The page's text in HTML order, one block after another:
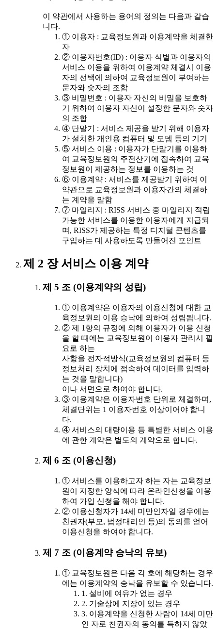
이 약관에서 사용하는 용어의 정의는 다음과 같습
니다.
① 이용자 : 교육정보원과 이용계약을 체결한
자
② 이용자번호(ID) : 이용자 식별과 이용자의
서비스 이용을 위하여 이용계약 체결시 이용
자의 선택에 의하여 교육정보원이 부여하는
문자와 숫자의 조합
③ 비밀번호 : 이용자 자신의 비밀을 보호하
기 위하여 이용자 자신이 설정한 문자와 숫자
의 조합
④ 단말기 : 서비스 제공을 받기 위해 이용자
가 설치한 개인용 컴퓨터 및 모뎀 등의 기기
⑤ 서비스 이용 : 이용자가 단말기를 이용하
여 교육정보원의 주전산기에 접속하여 교육
정보원이 제공하는 정보를 이용하는 것
⑥ 이용계약 : 서비스를 제공받기 위하여 이
약관으로 교육정보원과 이용자간의 체결하
는 계약을 말함
⑦ 마일리지 : RISS 서비스 중 마일리지 적립
가능한 서비스를 이용한 이용자에게 지급되
며, RISS가 제공하는 특정 디지털 콘텐츠를
구입하는 데 사용하도록 만들어진 포인트
제 2 장 서비스 이용 계약
제 5 조 (이용계약의 성립)
① 이용계약은 이용자의 이용신청에 대한 교
육정보원의 이용 승낙에 의하여 성립됩니다.
② 제 1항의 규정에 의해 이용자가 이용 신청
을 할 때에는 교육정보원이 이용자 관리시 필
요로 하는
사항을 전자적방식(교육정보원의 컴퓨터 등
정보처리 장치에 접속하여 데이터를 입력하
는 것을 말합니다)
이나 서면으로 하여야 합니다.
③ 이용계약은 이용자번호 단위로 체결하며,
체결단위는 1 이용자번호 이상이어야 합니
다.
④ 서비스의 대량이용 등 특별한 서비스 이용
에 관한 계약은 별도의 계약으로 합니다.
제 6 조 (이용신청)
① 서비스를 이용하고자 하는 자는 교육정보
원이 지정한 양식에 따라 온라인신청을 이용
하여 가입 신청을 해야 합니다.
② 이용신청자가 14세 미만인자일 경우에는
친권자(부모, 법정대리인 등)의 동의를 얻어
이용신청을 하여야 합니다.
제 7 조 (이용계약 승낙의 유보)
① 교육정보원은 다음 각 호에 해당하는 경우
에는 이용계약의 승낙을 유보할 수 있습니다.
1. 설비에 여유가 없는 경우
2. 기술상에 지장이 있는 경우
3. 이용계약을 신청한 사람이 14세 미만
인 자로 친권자의 동의를 득하지 않았